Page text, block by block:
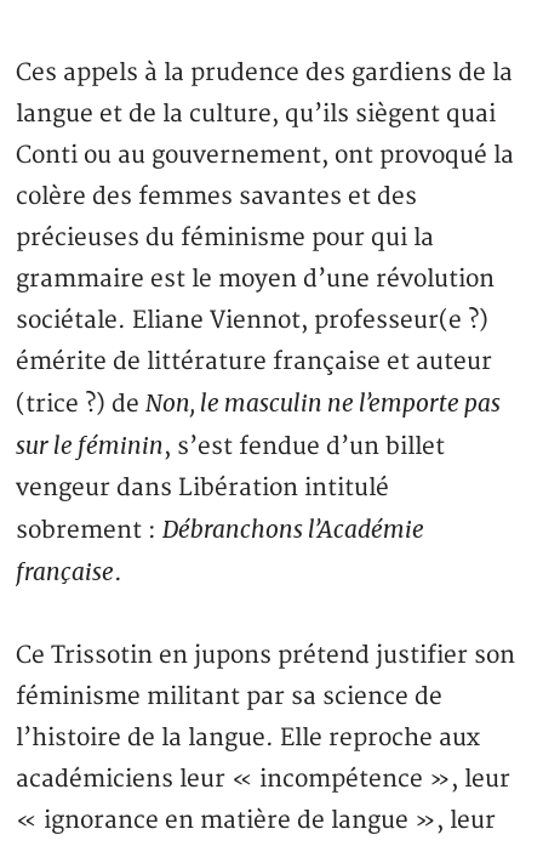
Ces appels à la prudence des gardiens de la
langue et de la culture, qu’ils siègent quai
Conti ou au gouvernement, ont provoqué la
colère des femmes savantes et des
précieuses du féminisme pour qui la
grammaire est le moyen d’une révolution
sociétale. Eliane Viennot, professeur(e ?)
émérite de littérature française et auteur
(trice ?) deNon, le masculin ne l’emporte pas
sur le féminin, s’est fendue d’un billet
vengeur dans Libération intitulé
sobrement :Débranchons l’Académie
française.
Ce Trissotin en jupons prétend justifier son
féminisme militant par sa science de
l’histoire de la langue. Elle reproche aux
académiciens leur « incompétence », leur
« ignorance en matière de langue », leur